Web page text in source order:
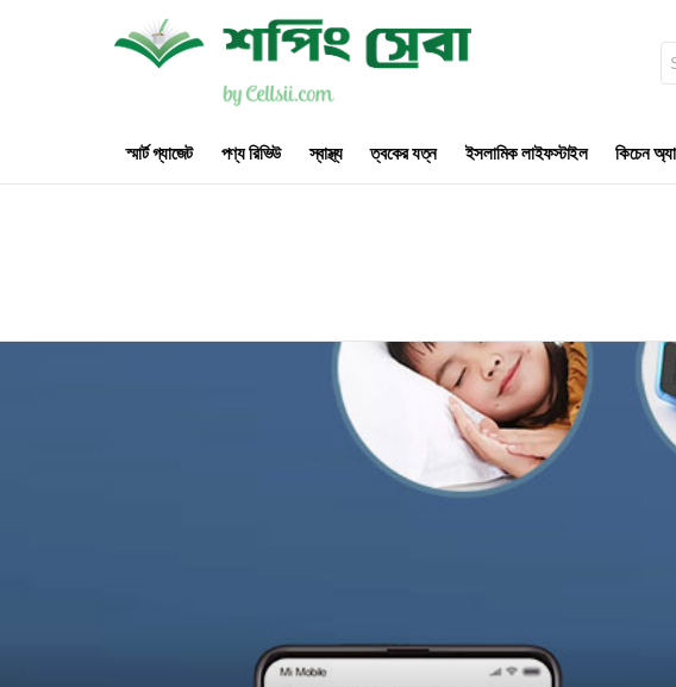
স্মার্ট গ্যাজেট পণ্য রিভিউ স্বাস্থ্য ত্বকের যত্ন ইসলামিক লাইফস্টাইল কিচেন